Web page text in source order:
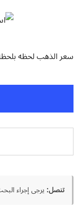
سعر الذهب لحظه
تنصل:يرجى إجراء